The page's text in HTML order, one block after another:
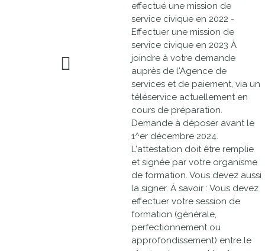
effectué une mission de
service civique en 2022 -
Effectuer une mission de
service civique en 2023 À
joindre à votre demande
auprès de l'Agence de
services et de paiement, via un
téléservice actuellement en
cours de préparation.
Demande à déposer avant le
1^er décembre 2024.
L'attestation doit être remplie
et signée par votre organisme
de formation. Vous devez aussi
la signer. À savoir : Vous devez
effectuer votre session de
formation (générale,
perfectionnement ou
approfondissement) entre le